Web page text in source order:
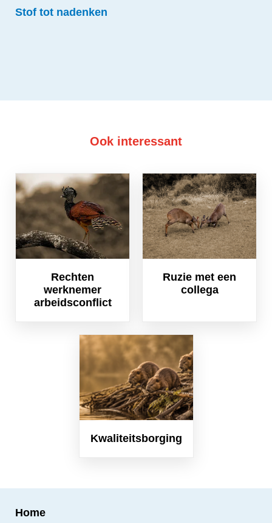
Stof tot nadenken
Ook interessant
Rechten
werknemer
arbeidsconflict
Ruzie met een
collega
Kwaliteitsborging
Home